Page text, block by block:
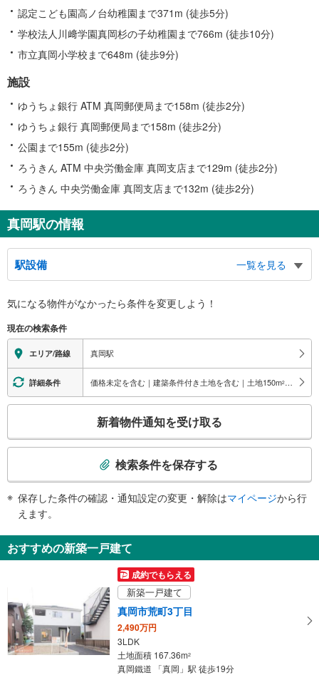
認定こども園高ノ台幼稚園まで371m (徒歩5分)
学校法人川﨑学園真岡杉の子幼稚園まで766m (徒歩10分)
市立真岡小学校まで648m (徒歩9分)
施設
ゆうちょ銀行 ATM 真岡郵便局まで158m (徒歩2分)
ゆうちょ銀行 真岡郵便局まで158m (徒歩2分)
公園まで155m (徒歩2分)
ろうきん ATM 中央労働金庫 真岡支店まで129m (徒歩2分)
ろうきん 中央労働金庫 真岡支店まで132m (徒歩2分)
真岡駅の情報
駅設備
一覧を見る
※段差なしでの移動経路
地上⇔ホーム：×
気になる物件がなかったら条件を変更しよう！
現在の検索条件
エリア/路線 真岡駅
詳細条件 価格未定を含む｜建築条件付き土地を含む｜土地150m2 以上
検
知
を
取
る
・
条
新着物件通知を受け取る
検索条件を保存する
保存した条件の確認・通知設定の変更・解除はマイページから行
えます。
おすすめの新築一戸建て
成約でもらえる
新築一戸建て
真岡市荒町3丁目
2,490万円
3LDK
土地面積 167.36m2
真岡鐵道 「真岡」駅 徒歩19分